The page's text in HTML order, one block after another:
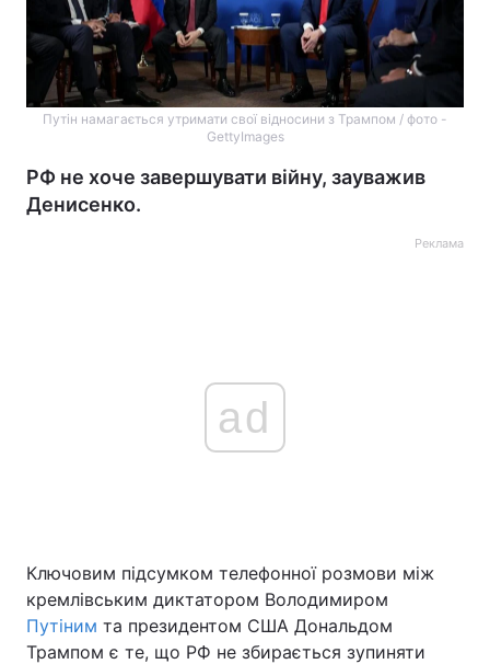
Путін намагається утримати свої відносини з Трампом / фото -
GettyImages
РФ не хоче завершувати війну, зауважив
Денисенко.
Реклама
ad
Ключовим підсумком телефонної розмови між
кремлівським диктатором Володимиром
Путіним та президентом США Дональдом
Трампом є те, що РФ не збирається зупиняти